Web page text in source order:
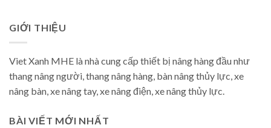
GIỚI THIỆU
Viet Xanh MHE là nhà cung cấp thiết bị nâng hàng đầu như
thang nâng người, thang nâng hàng, bàn nâng thủy lực, xe
nâng bàn, xe nâng tay, xe nâng điện, xe nâng thủy lực.
BÀI VIẾT MỚI NHẤT